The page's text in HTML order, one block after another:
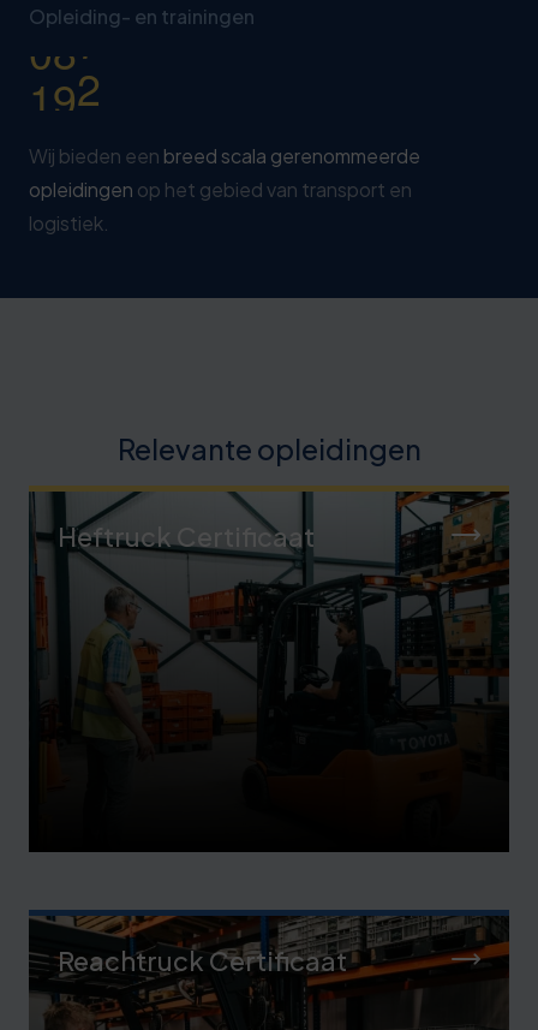
Opleiding- en trainingen
0
1
3
4
3
8
Wij bieden een breed scala gerenommeerde
opleidingen op het gebied van transport en
logistiek.
Relevante opleidingen
Heftruck Certificaat
Reachtruck Certificaat